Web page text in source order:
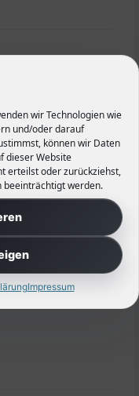
wir Technologien wie
und/oder darauf
können wir Daten
dieser Website
erteilst oder zurückziehst,
beeinträchtigt werden.
Impressum